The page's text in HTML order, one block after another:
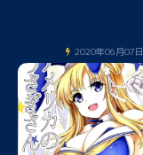
2020年06月07日